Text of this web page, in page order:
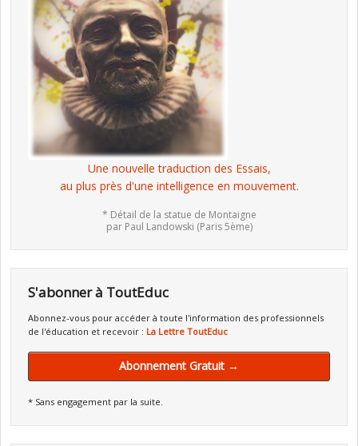
Une nouvelle traduction des Essais,
au plus près d'une intelligence en mouvement.
* Détail de la statue de Montaigne
par Paul Landowski (Paris 5ème)
S'abonner à ToutEduc
Abonnez-vous pour accéder à toute l'information des professionnels
de l'éducation et recevoir : La Lettre ToutEduc
Abonnement Gratuit →
* Sans engagement par la suite.